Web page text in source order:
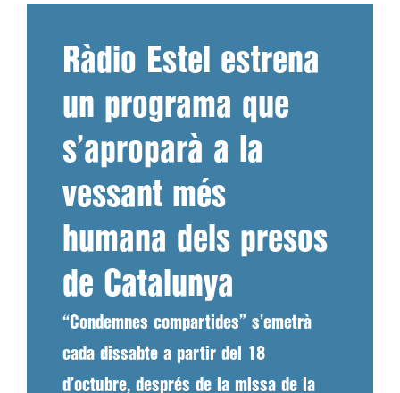
Ràdio Estel estrena
un programa que
s’aproparà a la
vessant més
humana dels presos
de Catalunya
“Condemnes compartides” s’emetrà
cada dissabte a partir del 18
d’octubre, després de la missa de la